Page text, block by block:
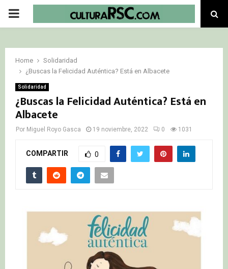
PRIMARY
Home
Solidaridad
¿Buscas la Felicidad Auténtica? Está en Albacete
Solidaridad
¿Buscas la Felicidad Auténtica? Está en
Albacete
Por Miguel Royo Gasca 19 noviembre, 2022 0 1031
COMPARTIR 0